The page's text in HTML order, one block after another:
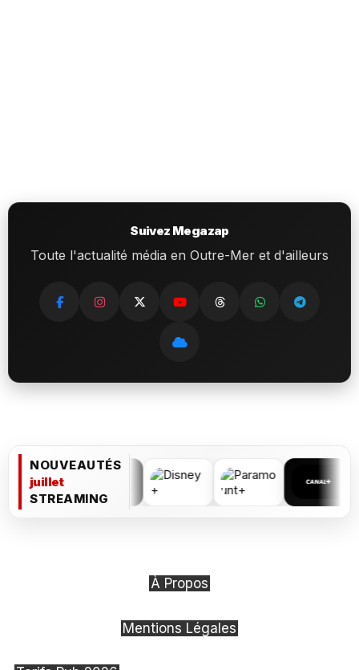
Suivez Megazap
Toute l'actualité média en Outre-Mer et d'ailleurs
NOUVEAUTÉS
juillet
STREAMING
À Propos
Mentions Légales